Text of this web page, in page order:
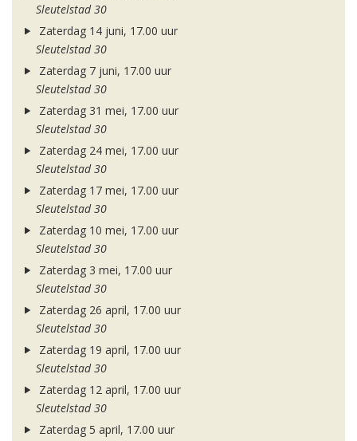
Sleutelstad 30
Zaterdag 14 juni, 17.00 uur
Sleutelstad 30
Zaterdag 7 juni, 17.00 uur
Sleutelstad 30
Zaterdag 31 mei, 17.00 uur
Sleutelstad 30
Zaterdag 24 mei, 17.00 uur
Sleutelstad 30
Zaterdag 17 mei, 17.00 uur
Sleutelstad 30
Zaterdag 10 mei, 17.00 uur
Sleutelstad 30
Zaterdag 3 mei, 17.00 uur
Sleutelstad 30
Zaterdag 26 april, 17.00 uur
Sleutelstad 30
Zaterdag 19 april, 17.00 uur
Sleutelstad 30
Zaterdag 12 april, 17.00 uur
Sleutelstad 30
Zaterdag 5 april, 17.00 uur